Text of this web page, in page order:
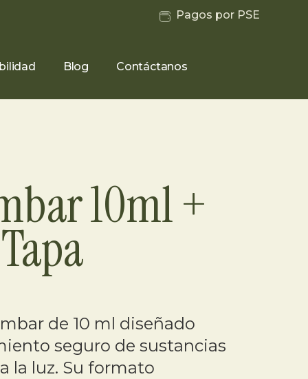
Pagos por PSE
Blog Contáctanos
10ml +
de 10 ml diseñado
seguro de sustancias
la luz. Su formato